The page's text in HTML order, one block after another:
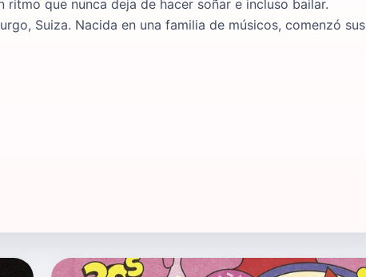
que nunca deja de hacer soñar e incluso bailar.
Suiza. Nacida en una familia de músicos, comenzó sus